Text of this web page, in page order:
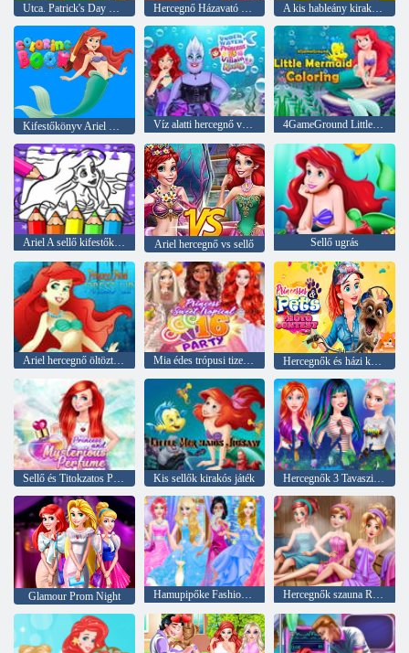
Utca. Patrick's Day Challenge Hercegnő Házavató Party A kis hableány kirakós játék
Víz alatti hercegnő vs gonosz rivalizálás 4GameGround Little Mermaid színezés
Ariel A sellő kifestőkönyv Ariel hercegnő vs sellő Sellő ugrás
Ariel hercegnő öltöztetős Mia édes trópusi tizenhat parti Hercegnők és házi kedvencek fotópályázata
Sellő és Titokzatos Parfüm Kis sellők kirakós játék Hercegnők 3 Tavaszi Fesztivál
Glamour Prom Night Hamupipőke Fashion Store Hercegnők szauna Realife